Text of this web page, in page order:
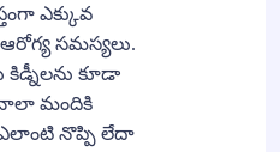
ఎక్కువ
ఆరోగ్య సమస్యలు.
కూడా
మందికి
నొప్పి లేదా